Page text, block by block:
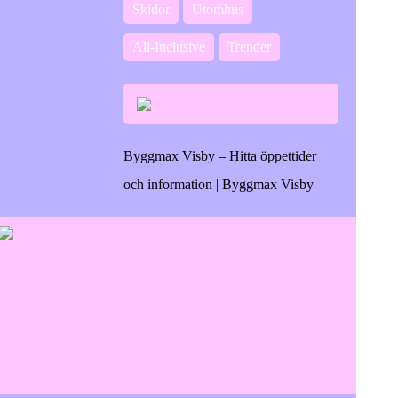
Skidor Utomhus
All-Inclusive Trender
Byggmax Visby – Hitta öppettider
och information | Byggmax Visby